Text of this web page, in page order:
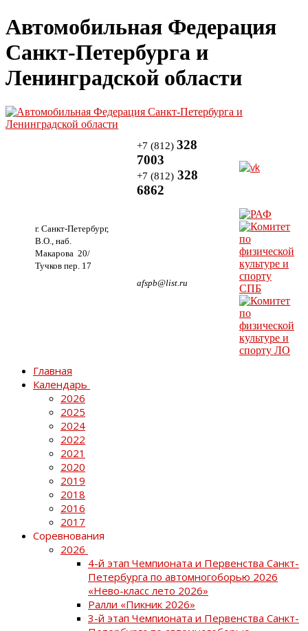
Автомобильная Федерация
Санкт-Петербурга и
Ленинградской области
г. Санкт-Петербург,
В.О., наб.
Макарова 20/
Тучков пер. 17
+7 (812) 328
7003
+7 (812) 328
6862
afspb@list.ru
Главная
Календарь
2026
2025
2024
2022
2021
2020
2019
2018
2016
2017
Соревнования
2026
4-й этап Чемпионата и Первенства Санкт-
Петербурга по автомногоборью 2026
«Нево-класс лето 2026»
Ралли «Пикник 2026»
3-й этап Чемпионата и Первенства Санкт-